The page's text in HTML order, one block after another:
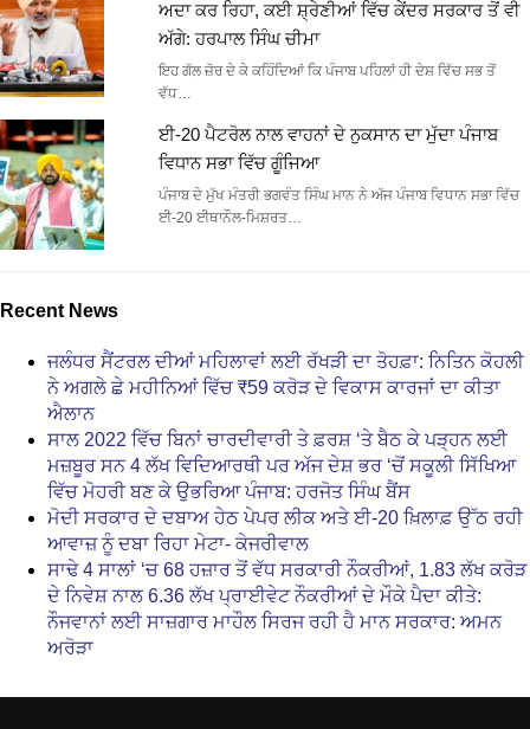
ਅਦਾ ਕਰ ਰਿਹਾ, ਕਈ ਸ਼੍ਰੇਣੀਆਂ ਵਿੱਚ ਕੇਂਦਰ ਸਰਕਾਰ ਤੋਂ ਵੀ
ਅੱਗੇ: ਹਰਪਾਲ ਸਿੰਘ ਚੀਮਾ
ਇਹ ਗੱਲ ਜ਼ੋਰ ਦੇ ਕੇ ਕਹਿੰਦਿਆਂ ਕਿ ਪੰਜਾਬ ਪਹਿਲਾਂ ਹੀ ਦੇਸ਼ ਵਿੱਚ ਸਭ ਤੋਂ
ਵੱਧ…
ਈ-20 ਪੈਟਰੋਲ ਨਾਲ ਵਾਹਨਾਂ ਦੇ ਨੁਕਸਾਨ ਦਾ ਮੁੱਦਾ ਪੰਜਾਬ
ਵਿਧਾਨ ਸਭਾ ਵਿੱਚ ਗੂੰਜਿਆ
ਪੰਜਾਬ ਦੇ ਮੁੱਖ ਮੰਤਰੀ ਭਗਵੰਤ ਸਿੰਘ ਮਾਨ ਨੇ ਅੱਜ ਪੰਜਾਬ ਵਿਧਾਨ ਸਭਾ ਵਿੱਚ
ਈ-20 ਈਥਾਨੌਲ-ਮਿਸ਼ਰਤ…
Recent News
ਜਲੰਧਰ ਸੈਂਟਰਲ ਦੀਆਂ ਮਹਿਲਾਵਾਂ ਲਈ ਰੱਖੜੀ ਦਾ ਤੋਹਫ਼ਾ: ਨਿਤਿਨ ਕੋਹਲੀ
ਨੇ ਅਗਲੇ ਛੇ ਮਹੀਨਿਆਂ ਵਿੱਚ ₹59 ਕਰੋੜ ਦੇ ਵਿਕਾਸ ਕਾਰਜਾਂ ਦਾ ਕੀਤਾ
ਐਲਾਨ
ਸਾਲ 2022 ਵਿੱਚ ਬਿਨਾਂ ਚਾਰਦੀਵਾਰੀ ਤੇ ਫ਼ਰਸ਼ ‘ਤੇ ਬੈਠ ਕੇ ਪੜ੍ਹਨ ਲਈ
ਮਜ਼ਬੂਰ ਸਨ 4 ਲੱਖ ਵਿਦਿਆਰਥੀ ਪਰ ਅੱਜ ਦੇਸ਼ ਭਰ ‘ਚੋਂ ਸਕੂਲੀ ਸਿੱਖਿਆ
ਵਿੱਚ ਮੋਹਰੀ ਬਣ ਕੇ ਉਭਰਿਆ ਪੰਜਾਬ: ਹਰਜੋਤ ਸਿੰਘ ਬੈਂਸ
ਮੋਦੀ ਸਰਕਾਰ ਦੇ ਦਬਾਅ ਹੇਠ ਪੇਪਰ ਲੀਕ ਅਤੇ ਈ-20 ਖ਼ਿਲਾਫ਼ ਉੱਠ ਰਹੀ
ਆਵਾਜ਼ ਨੂੰ ਦਬਾ ਰਿਹਾ ਮੇਟਾ- ਕੇਜਰੀਵਾਲ
ਸਾਢੇ 4 ਸਾਲਾਂ ‘ਚ 68 ਹਜ਼ਾਰ ਤੋਂ ਵੱਧ ਸਰਕਾਰੀ ਨੌਕਰੀਆਂ, 1.83 ਲੱਖ ਕਰੋੜ
ਦੇ ਨਿਵੇਸ਼ ਨਾਲ 6.36 ਲੱਖ ਪ੍ਰਾਈਵੇਟ ਨੌਕਰੀਆਂ ਦੇ ਮੌਕੇ ਪੈਦਾ ਕੀਤੇ:
ਨੌਜਵਾਨਾਂ ਲਈ ਸਾਜ਼ਗਾਰ ਮਾਹੌਲ ਸਿਰਜ ਰਹੀ ਹੈ ਮਾਨ ਸਰਕਾਰ: ਅਮਨ
ਅਰੋੜਾ